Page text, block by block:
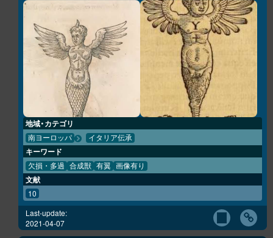
地域・カテゴリ
南ヨーロッパ イタリア伝承
キーワード
欠損・多過 合成獣 有翼 画像有り
文献
10
Last-update:
2021-04-07